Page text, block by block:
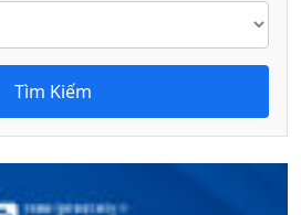
Tìm Kiếm